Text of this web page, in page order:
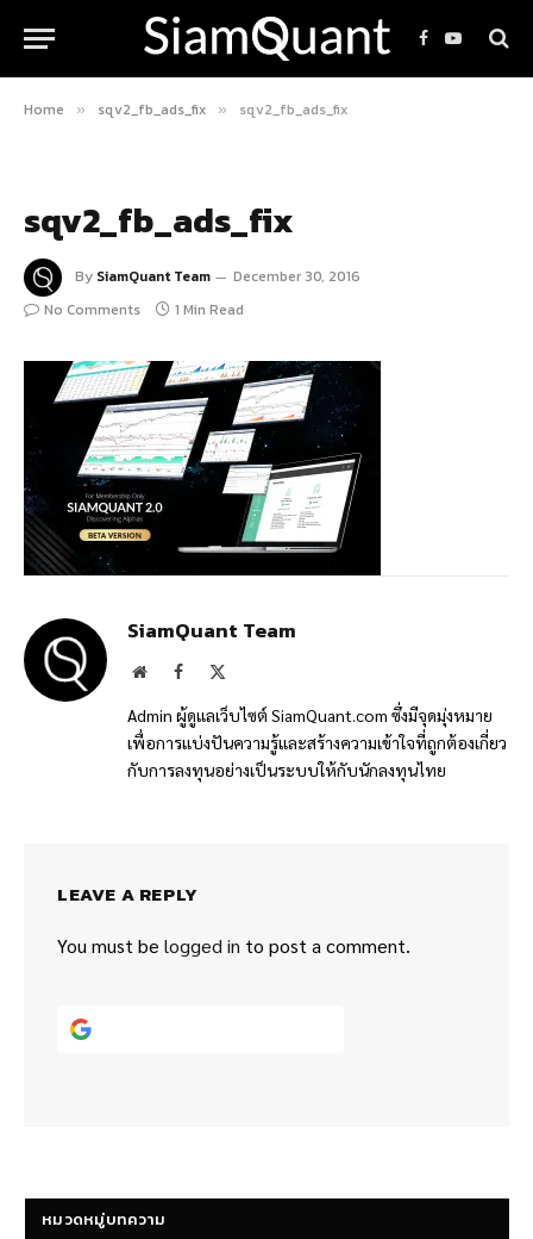
Facebook
YouTube
Home » sqv2_fb_ads_fix » sqv2_fb_ads_fix
sqv2_fb_ads_fix
By SiamQuant Team
December 30, 2016
No Comments
1 Min Read
SiamQuant Team
WebsiteFacebook
Admin ผู้ดูแลเว็บไซต์ SiamQuant.com ซึ่งมีจุดมุ่งหมาย
เพื่อการแบ่งปันความรู้และสร้างความเข้าใจที่ถูกต้องเกี่ยว
กับการลงทุนอย่างเป็นระบบให้กับนักลงทุนไทย
LEAVE A REPLY
You must be logged in to post a comment.
หมวดหมู่บทความ